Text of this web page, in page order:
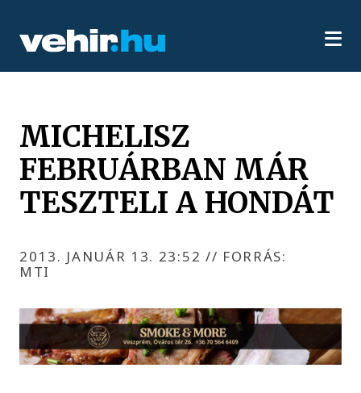
MICHELISZ
FEBRUÁRBAN MÁR
TESZTELI A HONDÁT
2013. JANUÁR 13. 23:52 // FORRÁS:
MTI